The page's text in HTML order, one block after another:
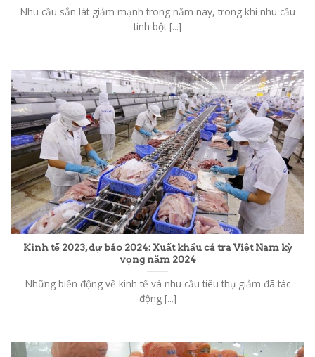
Nhu cầu sắn lát giảm mạnh trong năm nay, trong khi nhu cầu
tinh bột [...]
Kinh tế 2023, dự báo 2024: Xuất khẩu cá tra Việt Nam kỳ
vọng năm 2024
Những biến động về kinh tế và nhu cầu tiêu thụ giảm đã tác
động [...]